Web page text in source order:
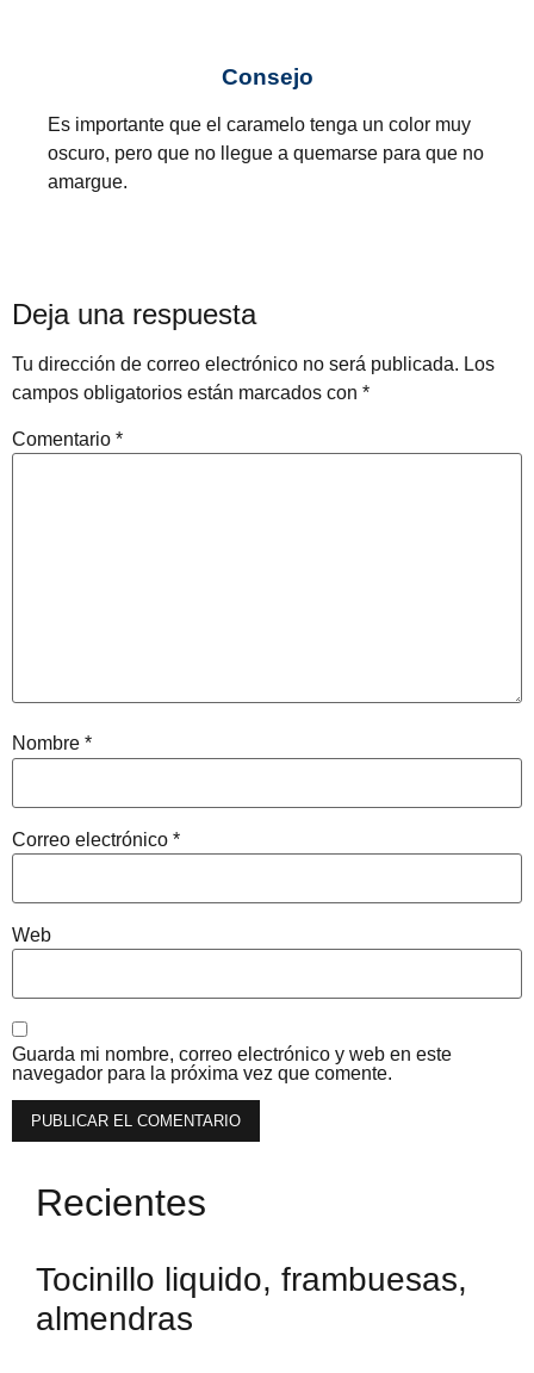
Consejo
Es importante que el caramelo tenga un color muy
oscuro, pero que no llegue a quemarse para que no
amargue.
Deja una respuesta
Tu dirección de correo electrónico no será publicada. Los
campos obligatorios están marcados con *
Comentario *
Nombre *
Correo electrónico *
Web
Guarda mi nombre, correo electrónico y web en este
navegador para la próxima vez que comente.
Recientes
Tocinillo liquido, frambuesas,
almendras